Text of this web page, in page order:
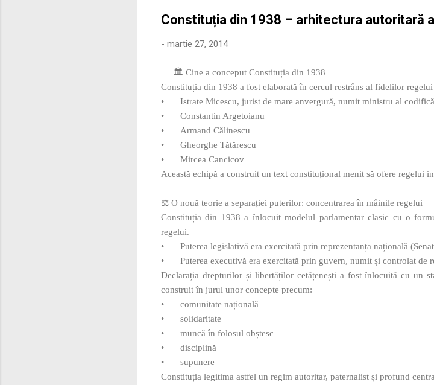
Constituția din 1938 – arhitectura autoritară
- martie 27, 2014
🏛️ Cine a conceput Constituția din 1938
Constituția din 1938 a fost elaborată în cercul restrâns al fidelilor
•
Istrate Micescu, jurist de mare anvergură, numit ministru al
•
Constantin Argetoianu
•
Armand Călinescu
•
Gheorghe Tătărescu
•
Mircea Cancicov
Această echipă a construit un text constituțional menit să ofere regelui
⚖️ O nouă teorie a separației puterilor: concentrarea în mâinile regelui
Constituția din 1938 a înlocuit modelul parlamentar clasic cu o
regelui.
•
Puterea legislativă era exercitată prin reprezentanța națională
•
Puterea executivă era exercitată prin guvern, numit și controlat de
Declarația drepturilor și libertăților cetățenești a fost înlocuită cu un
construit în jurul unor concepte precum:
•
comunitate națională
•
solidaritate
•
muncă în folosul obștesc
•
disciplină
•
supunere
Constituția legitima astfel un regim autoritar, paternalist și profund